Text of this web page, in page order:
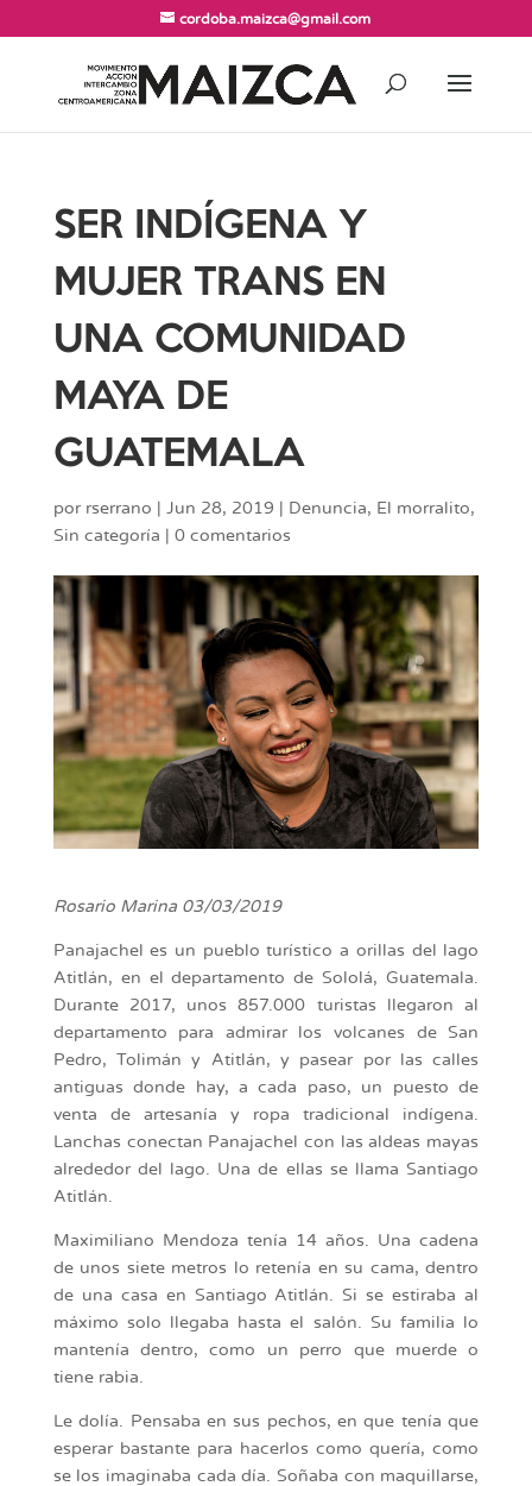
cordoba.maizca@gmail.com
SER INDÍGENA Y
MUJER TRANS EN
UNA COMUNIDAD
MAYA DE
GUATEMALA
por rserrano Jun 28, 2019 Denuncia, El morralito,
Sin categoría
0 comentarios
Rosario Marina 03/03/2019
Panajachel es un pueblo turístico a orillas del lago
Atitlán, en el departamento de Sololá, Guatemala.
Durante 2017, unos 857.000 turistas llegaron al
departamento para admirar los volcanes de San
Pedro, Tolimán y Atitlán, y pasear por las calles
antiguas donde hay, a cada paso, un puesto de
venta de artesanía y ropa tradicional indígena.
Lanchas conectan Panajachel con las aldeas mayas
alrededor del lago. Una de ellas se llama Santiago
Atitlán.
Maximiliano Mendoza tenía 14 años. Una cadena
de unos siete metros lo retenía en su cama, dentro
de una casa en Santiago Atitlán. Si se estiraba al
máximo solo llegaba hasta el salón. Su familia lo
mantenía dentro, como un perro que muerde o
tiene rabia.
Le dolía. Pensaba en sus pechos, en que tenía que
esperar bastante para hacerlos como quería, como
se los imaginaba cada día. Soñaba con maquillarse,